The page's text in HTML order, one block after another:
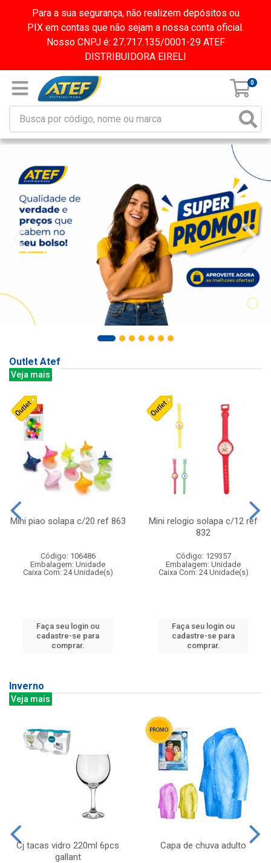
Para a sua segurança, não realizem depósitos ou
PIX em contas que não sejam a nossa conta oficial.
Nosso CNPJ é: 27.717.135/0001-29 ATEF
DISTRIBUIDORA EIRELI
0
Outlet Atef
Veja mais
Mini piao solapa c/20 ref 863
Código: 106486
Embalagem: Unidade
Caixa Com: 24 Unidade(s)
Faça seu login ou
cadastre-se para
comprar.
Mini relogio solapa c/12 ref
832
Código: 129357
Embalagem: Unidade
Caixa Com: 24 Unidade(s)
Faça seu login ou
cadastre-se para
comprar.
Inverno
Veja mais
Cj tacas vidro 220ml 6pcs
gallant
Capa de chuva adulto